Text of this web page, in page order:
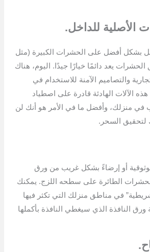
الأصلية للداخل.
بشكل أفضل على الحشرات الكبيرة (مثل
يعد دائمًا خيارًا جيدًا. اليوم، هناك
والتصاميم الآمنة للاستخدام في
الآلات الهادئة قادرة على اصطياد
في منزلك، وأفضل ما في الأمر هو أنك لن
السحر.
أو إرضاءً بشكل غريب من ورق
الطائرة على سطحه اللزج. يمكنك
في مناطق منزلك التي تكثر فيها
النافذة الذي سيغطي النافذة بأكملها